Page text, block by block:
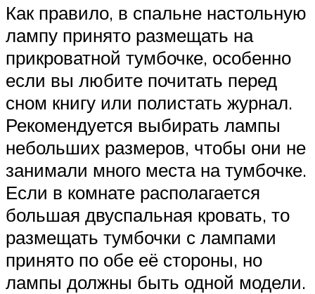
Как правило, в спальне настольную
лампу принято размещать на
прикроватной тумбочке, особенно
если вы любите почитать перед
сном книгу или полистать журнал.
Рекомендуется выбирать лампы
небольших размеров, чтобы они не
занимали много места на тумбочке.
Если в комнате располагается
большая двуспальная кровать, то
размещать тумбочки с лампами
принято по обе её стороны, но
лампы должны быть одной модели.